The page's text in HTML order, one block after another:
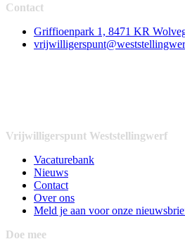
Contact
Griffioenpark 1, 8471 KR
Vrijwilligerspunt Weststellingwerf
Vacaturebank
Nieuws
Contact
Over ons
Meld je aan voor onze
Doe mee